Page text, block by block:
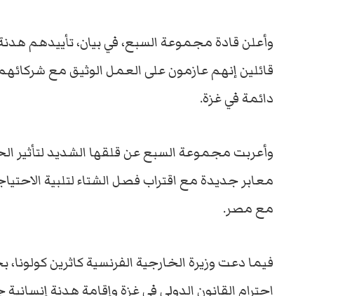
وأعلن قادة مجموعة السبع، في بيان، تأييدهم
قائلين إنهم عازمون على العمل الوثيق مع
دائمة في غزة.
وأعربت مجموعة السبع عن قلقها الشديد لتأثير
معابر جديدة مع اقتراب فصل الشتاء لتلبية
مع مصر.
احترام القانون الدولي في غزة وإقامة هدنة